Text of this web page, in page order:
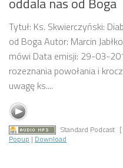
Tytuł: Ks. Skwierczyński:
od Boga Autor: Marcin
mówi Data emisji: 29-03-
rozeznania powołania i
uwagę ks....
Standard Podcast
Popup | Download